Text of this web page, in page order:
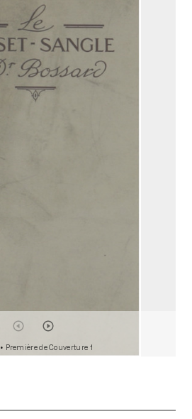
• Première de Couverture 1